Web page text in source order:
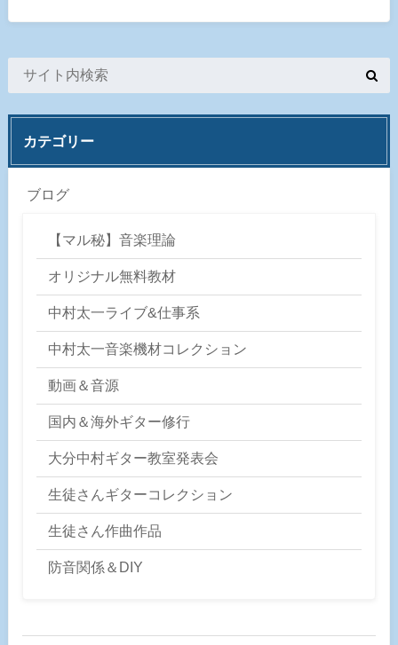
カテゴリー
ブログ
【マル秘】音楽理論
オリジナル無料教材
中村太一ライブ&仕事系
中村太一音楽機材コレクション
動画＆音源
国内＆海外ギター修行
大分中村ギター教室発表会
生徒さんギターコレクション
生徒さん作曲作品
防音関係＆DIY